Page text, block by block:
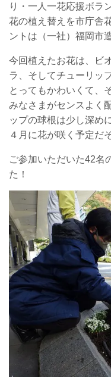
り・一人一花応援ボラ
花の植え替えを市庁舎
ントは（一社）福岡市
今回植えたお花は、ビ
ラ、そしてチューリッ
とってもかわいくて、
みなさまがセンスよく
ップの球根は少し深め
４月に花が咲く予定だ
ご参加いただいた42名
た！